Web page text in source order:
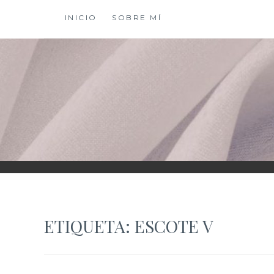
contenido
INICIO SOBRE MÍ
XIOMY
ETIQUETA: ESCOTE V